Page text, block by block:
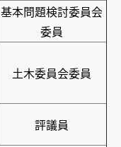
基本問題検討委員会
委員
土木委員会委員
評議員